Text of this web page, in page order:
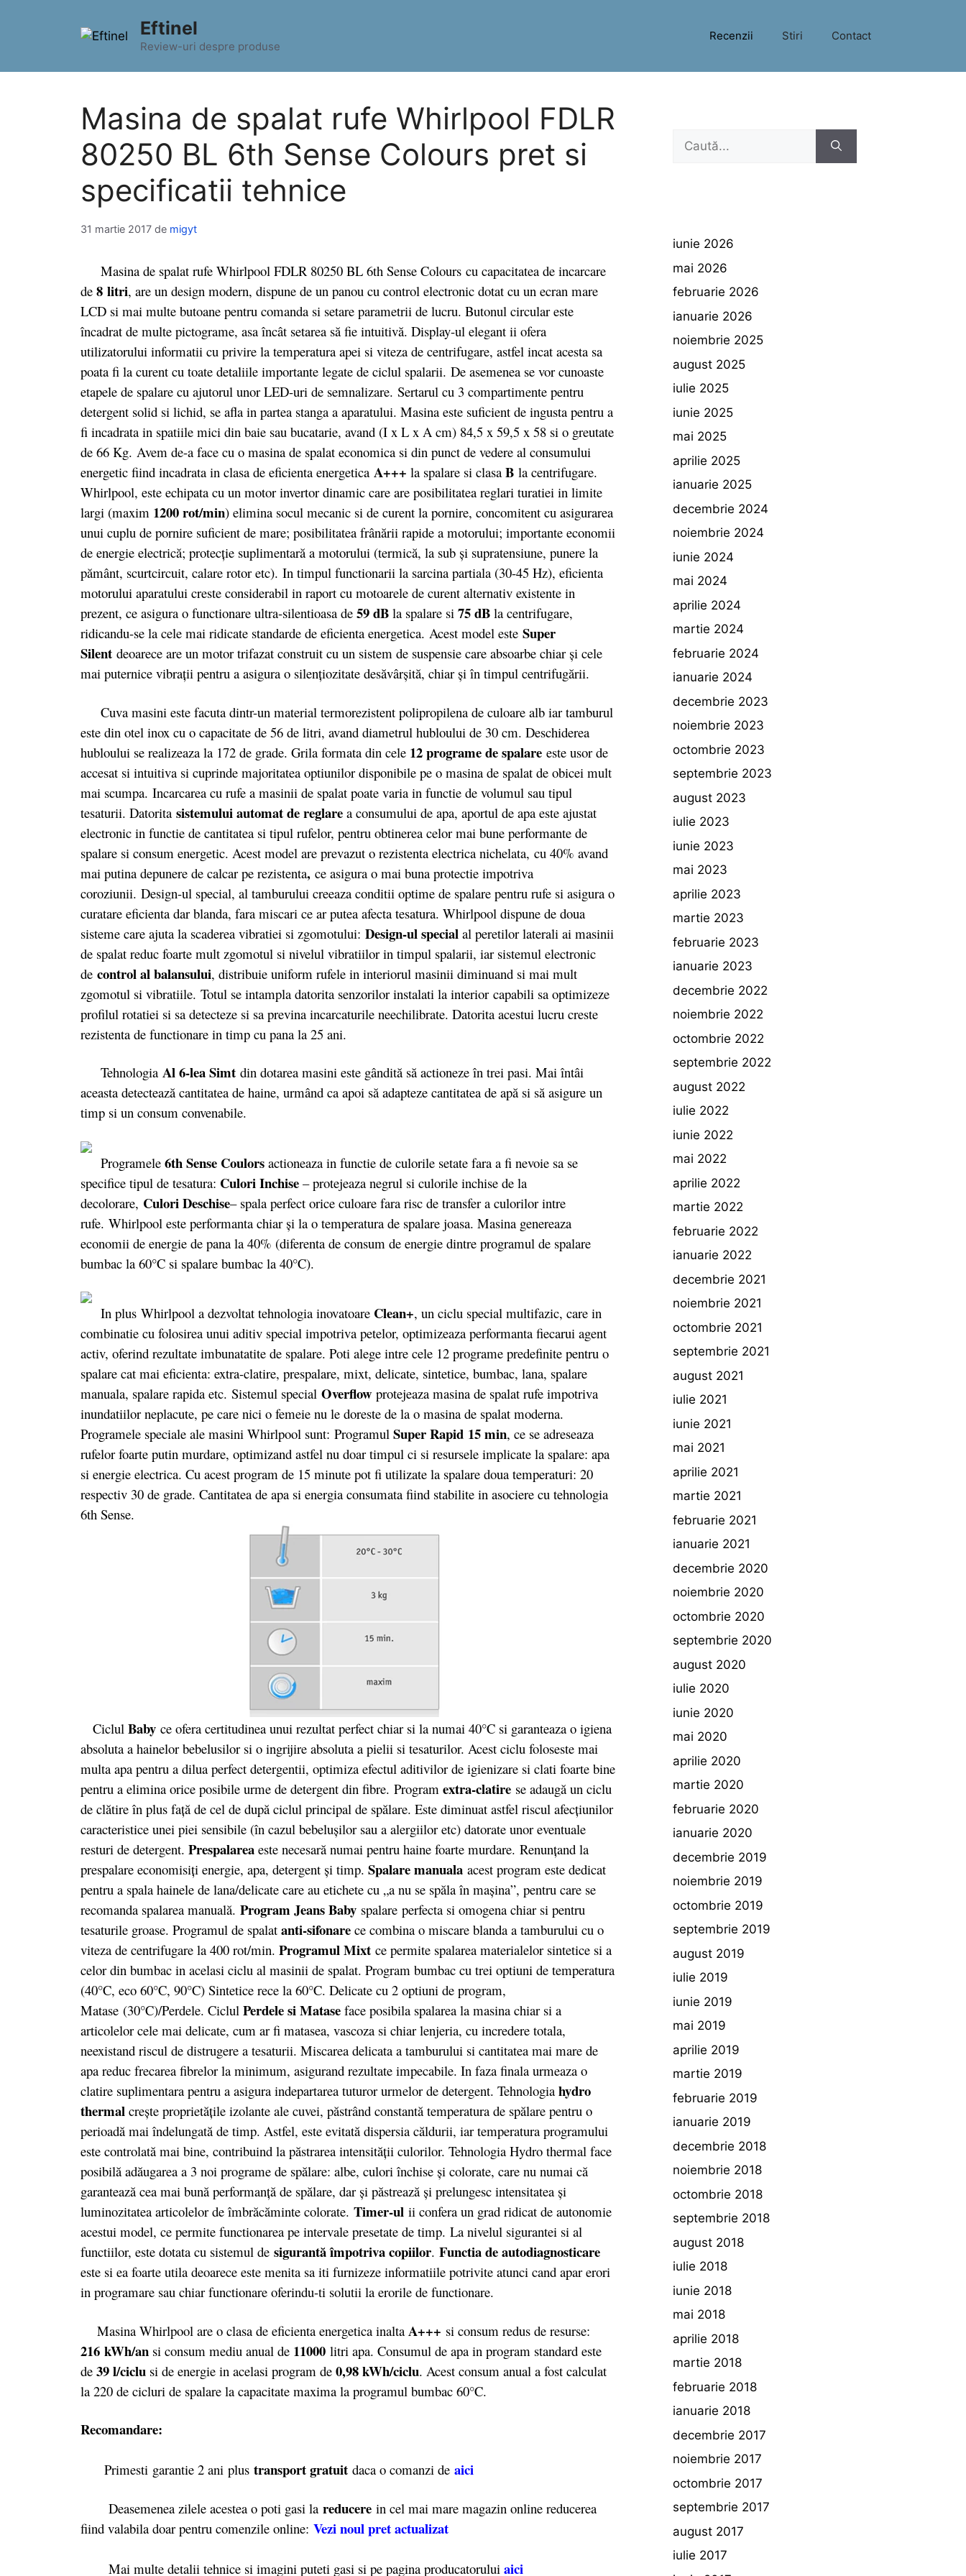
Eftinel
Review-uri despre produse
Recenzii Stiri Contact
Masina de spalat rufe Whirlpool FDLR
80250 BL 6th Sense Colours pret si
specificatii tehnice
31 martie 2017 de migyt
Masina de spalat rufe Whirlpool FDLR 80250 BL 6th Sense Colours cu capacitatea de incarcare
de 8 litri, are un design modern, dispune de un panou cu control electronic dotat cu un ecran mare
LCD si mai multe butoane pentru comanda si setare parametrii de lucru. Butonul circular este
încadrat de multe pictograme, asa încât setarea să fie intuitivă. Display-ul elegant ii ofera
utilizatorului informatii cu privire la temperatura apei si viteza de centrifugare, astfel incat acesta sa
poata fi la curent cu toate detaliile importante legate de ciclul spalarii. De asemenea se vor cunoaste
etapele de spalare cu ajutorul unor LED-uri de semnalizare. Sertarul cu 3 compartimente pentru
detergent solid si lichid, se afla in partea stanga a aparatului. Masina este suficient de ingusta pentru a
fi incadrata in spatiile mici din baie sau bucatarie, avand (I x L x A cm) 84,5 x 59,5 x 58 si o greutate
de 66 Kg. Avem de-a face cu o masina de spalat economica si din punct de vedere al consumului
energetic fiind incadrata in clasa de eficienta energetica A+++ la spalare si clasa B la centrifugare.
Whirlpool, este echipata cu un motor invertor dinamic care are posibilitatea reglari turatiei in limite
largi (maxim 1200 rot/min) elimina socul mecanic si de curent la pornire, concomitent cu asigurarea
unui cuplu de pornire suficient de mare; posibilitatea frânării rapide a motorului; importante economii
de energie electrică; protecţie suplimentară a motorului (termică, la sub şi supratensiune, punere la
pământ, scurtcircuit, calare rotor etc). In timpul functionarii la sarcina partiala (30-45 Hz), eficienta
motorului aparatului creste considerabil in raport cu motoarele de curent alternativ existente in
prezent, ce asigura o functionare ultra-silentioasa de 59 dB la spalare si 75 dB la centrifugare,
ridicandu-se la cele mai ridicate standarde de eficienta energetica. Acest model este Super
Silent deoarece are un motor trifazat construit cu un sistem de suspensie care absoarbe chiar şi cele
mai puternice vibraţii pentru a asigura o silenţiozitate desăvârşită, chiar şi în timpul centrifugării.
Cuva masini este facuta dintr-un material termorezistent polipropilena de culoare alb iar tamburul
este din otel inox cu o capacitate de 56 de litri, avand diametrul hubloului de 30 cm. Deschiderea
hubloului se realizeaza la 172 de grade. Grila formata din cele 12 programe de spalare este usor de
accesat si intuitiva si cuprinde majoritatea optiunilor disponibile pe o masina de spalat de obicei mult
mai scumpa. Incarcarea cu rufe a masinii de spalat poate varia in functie de volumul sau tipul
tesaturii. Datorita sistemului automat de reglare a consumului de apa, aportul de apa este ajustat
electronic in functie de cantitatea si tipul rufelor, pentru obtinerea celor mai bune performante de
spalare si consum energetic. Acest model are prevazut o rezistenta electrica nichelata, cu 40% avand
mai putina depunere de calcar pe rezistenta, ce asigura o mai buna protectie impotriva
coroziunii. Design-ul special, al tamburului creeaza conditii optime de spalare pentru rufe si asigura o
curatare eficienta dar blanda, fara miscari ce ar putea afecta tesatura. Whirlpool dispune de doua
sisteme care ajuta la scaderea vibratiei si zgomotului: Design-ul special al peretilor laterali ai masinii
de spalat reduc foarte mult zgomotul si nivelul vibratiilor in timpul spalarii, iar sistemul electronic
de control al balansului, distribuie uniform rufele in interiorul masinii diminuand si mai mult
zgomotul si vibratiile. Totul se intampla datorita senzorilor instalati la interior capabili sa optimizeze
profilul rotatiei si sa detecteze si sa previna incarcaturile neechilibrate. Datorita acestui lucru creste
rezistenta de functionare in timp cu pana la 25 ani.
Tehnologia Al 6-lea Simt din dotarea masini este gândită să actioneze în trei pasi. Mai întâi
aceasta detectează cantitatea de haine, urmând ca apoi să adapteze cantitatea de apă si să asigure un
timp si un consum convenabile.
Programele 6th Sense Coulors actioneaza in functie de culorile setate fara a fi nevoie sa se
specifice tipul de tesatura: Culori Inchise – protejeaza negrul si culorile inchise de la
decolorare, Culori Deschise– spala perfect orice culoare fara risc de transfer a culorilor intre
rufe. Whirlpool este performanta chiar şi la o temperatura de spalare joasa. Masina genereaza
economii de energie de pana la 40% (diferenta de consum de energie dintre programul de spalare
bumbac la 60°C si spalare bumbac la 40°C).
In plus Whirlpool a dezvoltat tehnologia inovatoare Clean+, un ciclu special multifazic, care in
combinatie cu folosirea unui aditiv special impotriva petelor, optimizeaza performanta fiecarui agent
activ, oferind rezultate imbunatatite de spalare. Poti alege intre cele 12 programe predefinite pentru o
spalare cat mai eficienta: extra-clatire, prespalare, mixt, delicate, sintetice, bumbac, lana, spalare
manuala, spalare rapida etc. Sistemul special Overflow protejeaza masina de spalat rufe impotriva
inundatiilor neplacute, pe care nici o femeie nu le doreste de la o masina de spalat moderna.
Programele speciale ale masini Whirlpool sunt: Programul Super Rapid 15 min, ce se adreseaza
rufelor foarte putin murdare, optimizand astfel nu doar timpul ci si resursele implicate la spalare: apa
si energie electrica. Cu acest program de 15 minute pot fi utilizate la spalare doua temperaturi: 20
respectiv 30 de grade. Cantitatea de apa si energia consumata fiind stabilite in asociere cu tehnologia
6th Sense.
Ciclul Baby ce ofera certitudinea unui rezultat perfect chiar si la numai 40°C si garanteaza o igiena
absoluta a hainelor bebelusilor si o ingrijire absoluta a pielii si tesaturilor. Acest ciclu foloseste mai
multa apa pentru a dilua perfect detergentii, optimiza efectul aditivilor de igienizare si clati foarte bine
pentru a elimina orice posibile urme de detergent din fibre. Program extra-clatire se adaugă un ciclu
de clătire în plus faţă de cel de după ciclul principal de spălare. Este diminuat astfel riscul afecţiunilor
caracteristice unei piei sensibile (în cazul bebeluşilor sau a alergiilor etc) datorate unor eventuale
resturi de detergent. Prespalarea este necesară numai pentru haine foarte murdare. Renunţand la
prespalare economisiţi energie, apa, detergent şi timp. Spalare manuala acest program este dedicat
pentru a spala hainele de lana/delicate care au etichete cu „a nu se spăla în maşina”, pentru care se
recomanda spalarea manuală. Program Jeans Baby spalare perfecta si omogena chiar si pentru
tesaturile groase. Programul de spalat anti-sifonare ce combina o miscare blanda a tamburului cu o
viteza de centrifugare la 400 rot/min. Programul Mixt ce permite spalarea materialelor sintetice si a
celor din bumbac in acelasi ciclu al masinii de spalat. Program bumbac cu trei optiuni de temperatura
(40°C, eco 60°C, 90°C) Sintetice rece la 60°C. Delicate cu 2 optiuni de program,
Matase (30°C)/Perdele. Ciclul Perdele si Matase face posibila spalarea la masina chiar si a
articolelor cele mai delicate, cum ar fi matasea, vascoza si chiar lenjeria, cu incredere totala,
neexistand riscul de distrugere a tesaturii. Miscarea delicata a tamburului si cantitatea mai mare de
apa reduc frecarea fibrelor la minimum, asigurand rezultate impecabile. In faza finala urmeaza o
clatire suplimentara pentru a asigura indepartarea tuturor urmelor de detergent. Tehnologia hydro
thermal creşte proprietăţile izolante ale cuvei, păstrând constantă temperatura de spălare pentru o
perioadă mai îndelungată de timp. Astfel, este evitată dispersia căldurii, iar temperatura programului
este controlată mai bine, contribuind la păstrarea intensităţii culorilor. Tehnologia Hydro thermal face
posibilă adăugarea a 3 noi programe de spălare: albe, culori închise şi colorate, care nu numai că
garantează cea mai bună performanţă de spălare, dar şi păstrează şi prelungesc intensitatea şi
luminozitatea articolelor de îmbrăcăminte colorate. Timer-ul ii confera un grad ridicat de autonomie
acestui model, ce permite functionarea pe intervale presetate de timp. La nivelul sigurantei si al
functiilor, este dotata cu sistemul de sigurantă împotriva copiilor. Functia de autodiagnosticare
este si ea foarte utila deoarece este menita sa iti furnizeze informatiile potrivite atunci cand apar erori
in programare sau chiar functionare oferindu-ti solutii la erorile de functionare.
Masina Whirlpool are o clasa de eficienta energetica inalta A+++ si consum redus de resurse:
216 kWh/an si consum mediu anual de 11000 litri apa. Consumul de apa in program standard este
de 39 l/ciclu si de energie in acelasi program de 0,98 kWh/ciclu. Acest consum anual a fost calculat
la 220 de cicluri de spalare la capacitate maxima la programul bumbac 60°C.
Recomandare:
Primesti garantie 2 ani plus transport gratuit daca o comanzi de aici
Deasemenea zilele acestea o poti gasi la reducere in cel mai mare magazin online reducerea
fiind valabila doar pentru comenzile online: Vezi noul pret actualizat
Mai multe detalii tehnice si imagini puteti gasi si pe pagina producatorului aici
Caută
iunie 2026
mai 2026
februarie 2026
ianuarie 2026
noiembrie 2025
august 2025
iulie 2025
iunie 2025
mai 2025
aprilie 2025
ianuarie 2025
decembrie 2024
noiembrie 2024
iunie 2024
mai 2024
aprilie 2024
martie 2024
februarie 2024
ianuarie 2024
decembrie 2023
noiembrie 2023
octombrie 2023
septembrie 2023
august 2023
iulie 2023
iunie 2023
mai 2023
aprilie 2023
martie 2023
februarie 2023
ianuarie 2023
decembrie 2022
noiembrie 2022
octombrie 2022
septembrie 2022
august 2022
iulie 2022
iunie 2022
mai 2022
aprilie 2022
martie 2022
februarie 2022
ianuarie 2022
decembrie 2021
noiembrie 2021
octombrie 2021
septembrie 2021
august 2021
iulie 2021
iunie 2021
mai 2021
aprilie 2021
martie 2021
februarie 2021
ianuarie 2021
decembrie 2020
noiembrie 2020
octombrie 2020
septembrie 2020
august 2020
iulie 2020
iunie 2020
mai 2020
aprilie 2020
martie 2020
februarie 2020
ianuarie 2020
decembrie 2019
noiembrie 2019
octombrie 2019
septembrie 2019
august 2019
iulie 2019
iunie 2019
mai 2019
aprilie 2019
martie 2019
februarie 2019
ianuarie 2019
decembrie 2018
noiembrie 2018
octombrie 2018
septembrie 2018
august 2018
iulie 2018
iunie 2018
mai 2018
aprilie 2018
martie 2018
februarie 2018
ianuarie 2018
decembrie 2017
noiembrie 2017
octombrie 2017
septembrie 2017
august 2017
iulie 2017